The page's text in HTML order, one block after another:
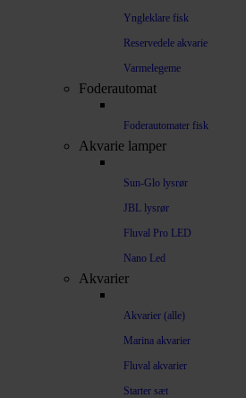
Yngleklare fisk
Reservedele akvarie
Varmelegeme
Foderautomat
Foderautomater fisk
Akvarie lamper
Sun-Glo lysrør
JBL lysrør
Fluval Pro LED
Nano Led
Akvarier
Akvarier (alle)
Marina akvarier
Fluval akvarier
Starter sæt